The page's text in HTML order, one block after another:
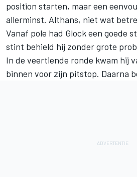
position starten, maar een
allerminst. Althans, niet wat
Vanaf pole had Glock een goede
stint behield hij zonder grote
In de veertiende ronde kwam hij
binnen voor zijn pitstop. Daarna